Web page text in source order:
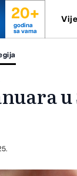
20+
godina
sa vama